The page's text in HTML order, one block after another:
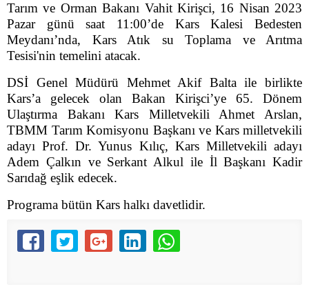
Tarım ve Orman Bakanı Vahit Kirişci, 16 Nisan 2023
Pazar günü saat 11:00’de Kars Kalesi Bedesten
Meydanı’nda, Kars Atık su Toplama ve Arıtma
Tesisi'nin temelini atacak.
DSİ Genel Müdürü Mehmet Akif Balta ile birlikte
Kars’a gelecek olan Bakan Kirişci’ye 65. Dönem
Ulaştırma Bakanı Kars Milletvekili Ahmet Arslan,
TBMM Tarım Komisyonu Başkanı ve Kars milletvekili
adayı Prof. Dr. Yunus Kılıç, Kars Milletvekili adayı
Adem Çalkın ve Serkant Alkul ile İl Başkanı Kadir
Sarıdağ eşlik edecek.
Programa bütün Kars halkı davetlidir.